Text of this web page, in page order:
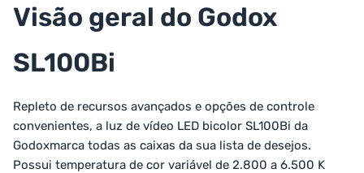
Visão geral do Godox
SL100Bi
Repleto de recursos avançados e opções de controle
convenientes, a luz de vídeo LED bicolor SL100Bi da
Godoxmarca todas as caixas da sua lista de desejos.
Possui temperatura de cor variável de 2.800 a 6.500 K